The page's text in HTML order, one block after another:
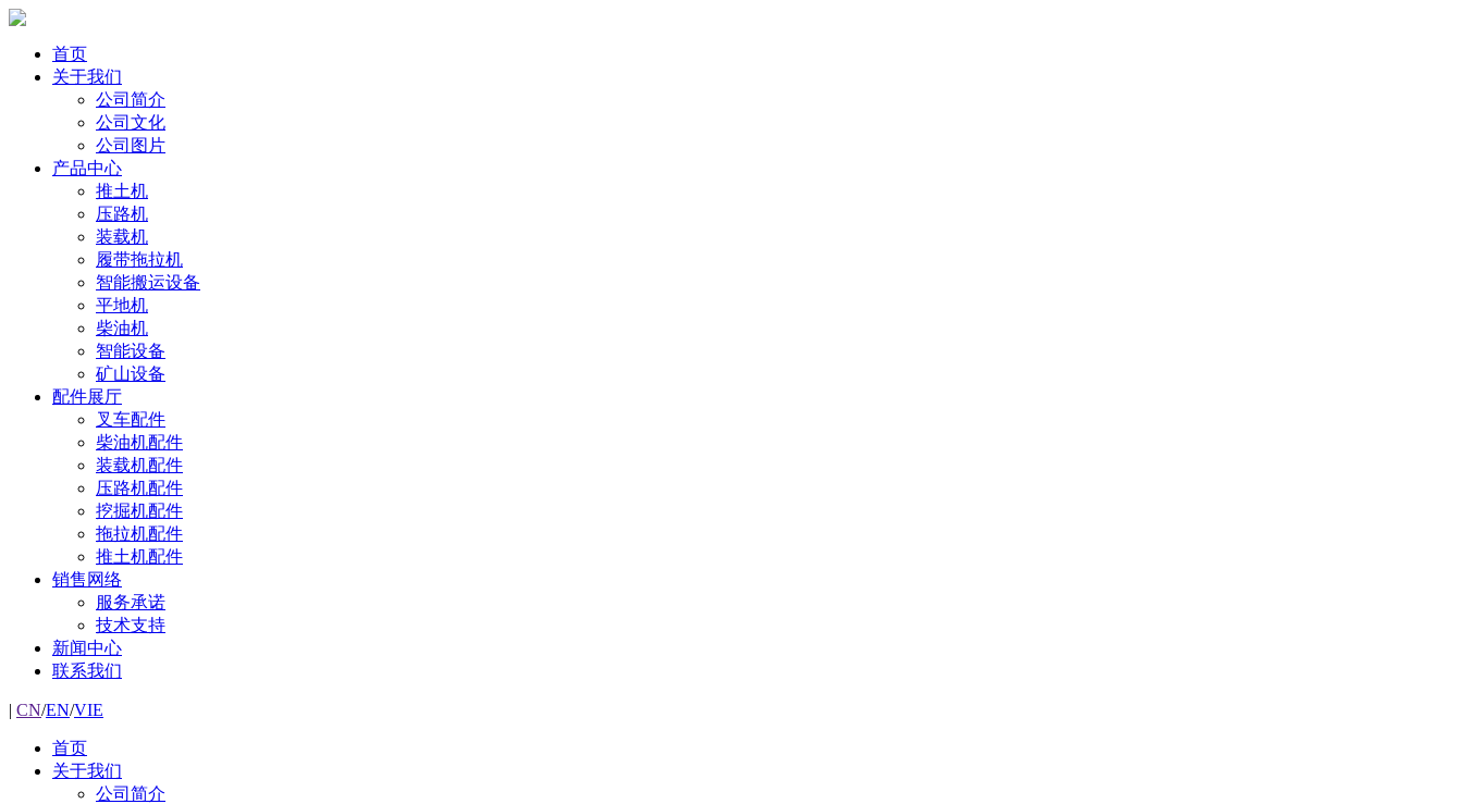
首页
关于我们
公司简介
公司文化
公司图片
产品中心
推土机
压路机
装载机
履带拖拉机
智能搬运设备
平地机
柴油机
智能设备
矿山设备
配件展厅
叉车配件
柴油机配件
装载机配件
压路机配件
挖掘机配件
拖拉机配件
推土机配件
销售网络
服务承诺
技术支持
新闻中心
联系我们
| CN/EN/VIE
首页
关于我们
公司简介